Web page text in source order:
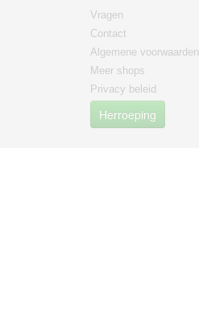
Vragen
Contact
Algemene voorwaarden
Meer shops
Privacy beleid
Herroeping